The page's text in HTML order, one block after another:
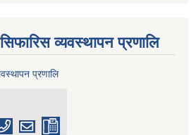
सिफारिस व्यवस्थापन प्रणालि
प्रणालि